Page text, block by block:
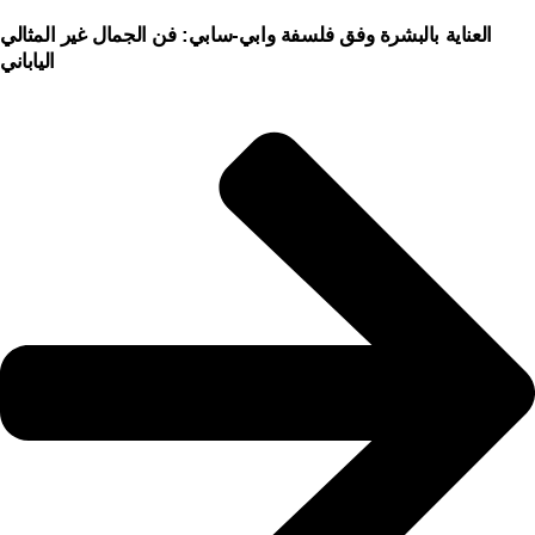
العناية بالبشرة وفق فلسفة وابي-سابي: فن الجمال غير المثالي
الياباني